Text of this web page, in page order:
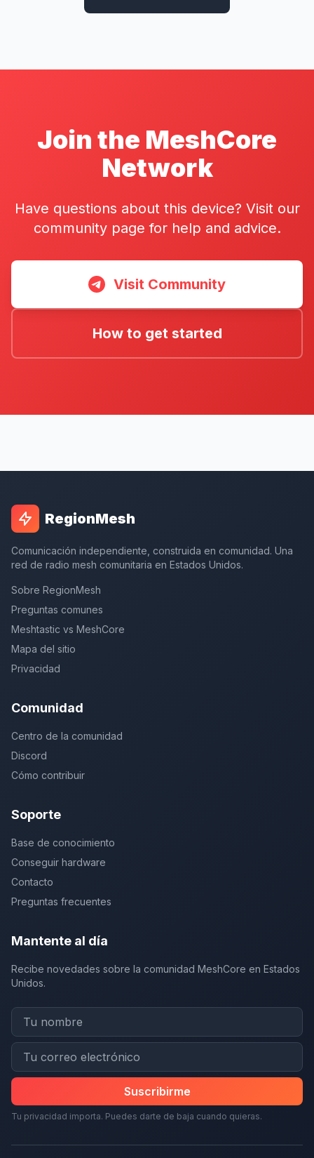
Join the MeshCore
Network
Have questions about this device? Visit our
community page for help and advice.
Visit Community
How to get started
RegionMesh
Comunicación independiente, construida en comunidad. Una
red de radio mesh comunitaria en Estados Unidos.
Sobre RegionMesh
Preguntas comunes
Meshtastic vs MeshCore
Mapa del sitio
Privacidad
Comunidad
Centro de la comunidad
Discord
Cómo contribuir
Soporte
Base de conocimiento
Conseguir hardware
Contacto
Preguntas frecuentes
Mantente al día
Recibe novedades sobre la comunidad MeshCore en Estados
Unidos.
Suscribirme
Tu privacidad importa. Puedes darte de baja cuando quieras.